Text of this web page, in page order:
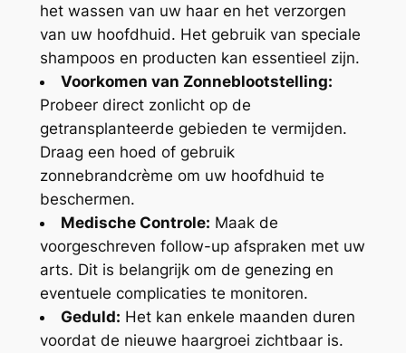
het wassen van uw haar en het verzorgen
van uw hoofdhuid. Het gebruik van speciale
shampoos en producten kan essentieel zijn.
Voorkomen van Zonneblootstelling:
Probeer direct zonlicht op de
getransplanteerde gebieden te vermijden.
Draag een hoed of gebruik
zonnebrandcrème om uw hoofdhuid te
beschermen.
Medische Controle: Maak de
voorgeschreven follow-up afspraken met uw
arts. Dit is belangrijk om de genezing en
eventuele complicaties te monitoren.
Geduld: Het kan enkele maanden duren
voordat de nieuwe haargroei zichtbaar is.